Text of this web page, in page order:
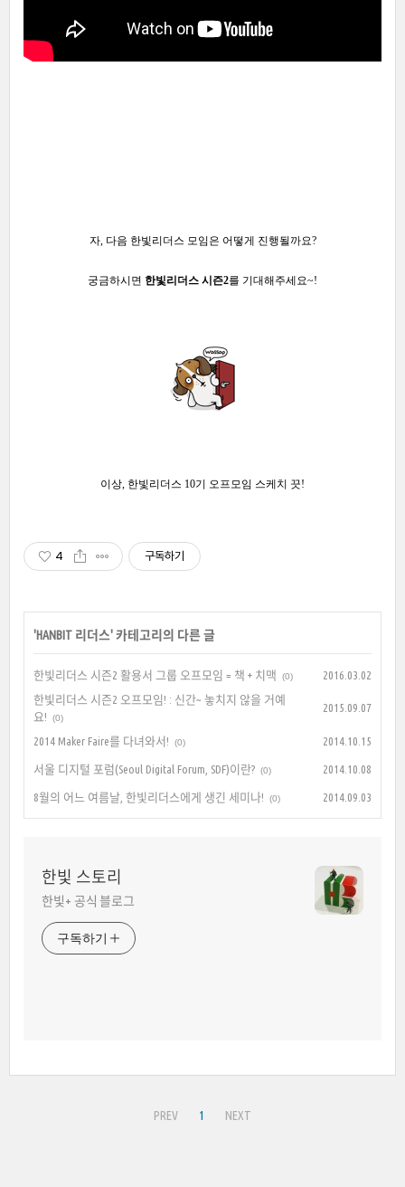
자, 다음 한빛리더스 모임은 어떻게 진행될까요?
궁금하시면 한빛리더스 시즌2를 기대해주세요~!
이상, 한빛리더스 10기 오프모임 스케치 끗!
4 구독하기
'HANBIT 리더스' 카테고리의 다른 글
한빛리더스 시즌2 활용서 그룹 오프모임 = 책 + 치맥 (0)
2016.03.02
한빛리더스 시즌2 오프모임! : 신간~ 놓치지 않을 거예
요!
(0)
2015.09.07
2014 Maker Faire를 다녀와서! (0) 2014.10.15
서울 디지털 포럼(Seoul Digital Forum, SDF)이란? (0) 2014.10.08
8월의 어느 여름날, 한빛리더스에게 생긴 세미나! (0) 2014.09.03
한빛 스토리
한빛+ 공식 블로그
구독하기
PREV 1 NEXT